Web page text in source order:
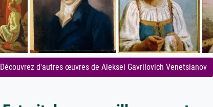
Découvrez d'autres œuvres de Aleksei Gavrilovich Venetsianov